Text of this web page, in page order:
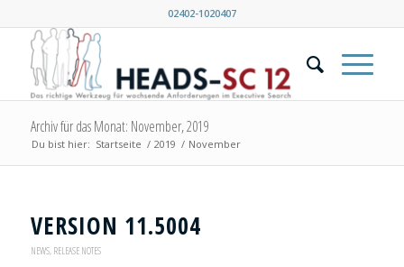
02402-1020407
Archiv für das Monat: November, 2019
Du bist hier: Startseite / 2019 / November
VERSION 11.5004
NEWS, RELEASE NOTES